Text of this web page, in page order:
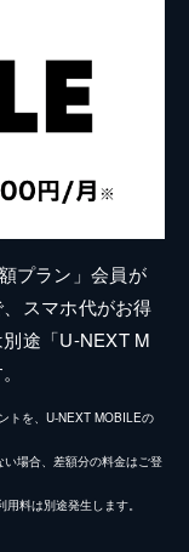
プラン」会員が
スマホ代がお得
途「U-NEXT M
トを、U-NEXT MOBILEの
場合、差額分の料金はご登
料は別途発生します。